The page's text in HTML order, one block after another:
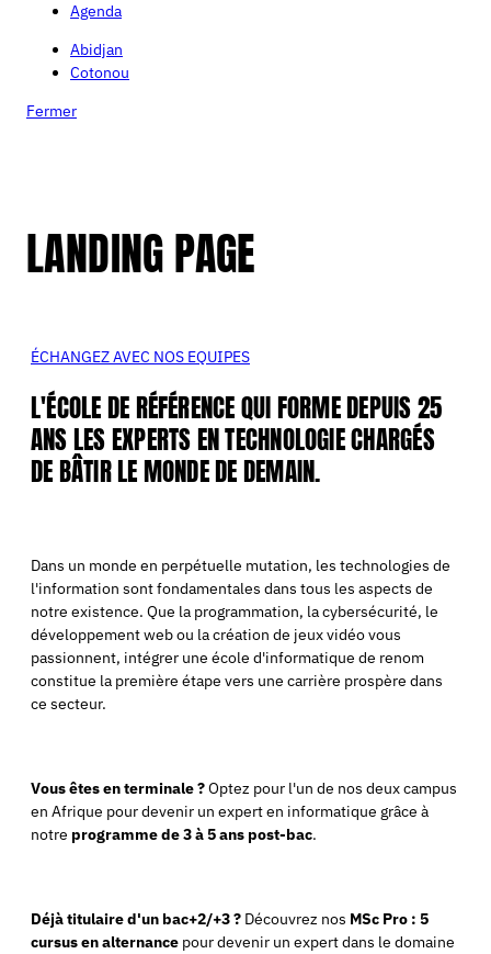
Agenda
Abidjan
Cotonou
Fermer
LANDING PAGE
ÉCHANGEZ AVEC NOS EQUIPES
L'ÉCOLE DE RÉFÉRENCE QUI FORME DEPUIS 25
ANS LES EXPERTS EN TECHNOLOGIE CHARGÉS
DE BÂTIR LE MONDE DE DEMAIN.
Dans un monde en perpétuelle mutation, les technologies de
l'information sont fondamentales dans tous les aspects de
notre existence. Que la programmation, la cybersécurité, le
développement web ou la création de jeux vidéo vous
passionnent, intégrer une école d'informatique de renom
constitue la première étape vers une carrière prospère dans
ce secteur.
Vous êtes en terminale ?Optez pour l'un de nos deux campus
en Afrique pour devenir un expert en informatique grâce à
notre programme de 3 à 5 ans post-bac.
Déjà titulaire d'un bac+2/+3 ? Découvrez nos MSc Pro : 5
cursus en alternance pour devenir un expert dans le domaine